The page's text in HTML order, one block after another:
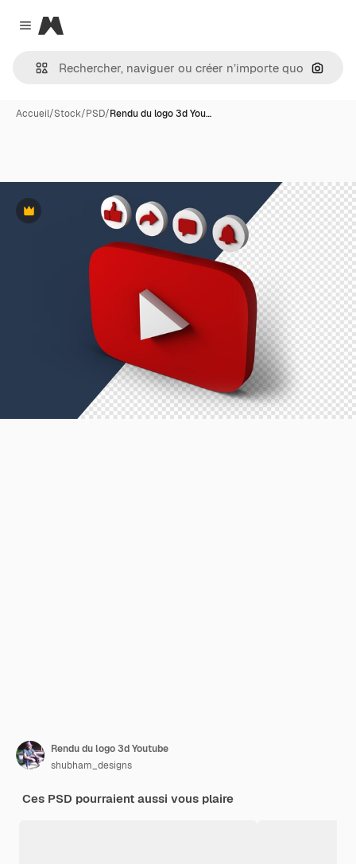
Close menu
Magnific
Accueil/Stock/PSD/Rendu du logo 3d You…
Premium
Rendu du logo 3d Youtube
shubham_designs
Ces PSD pourraient aussi vous plaire